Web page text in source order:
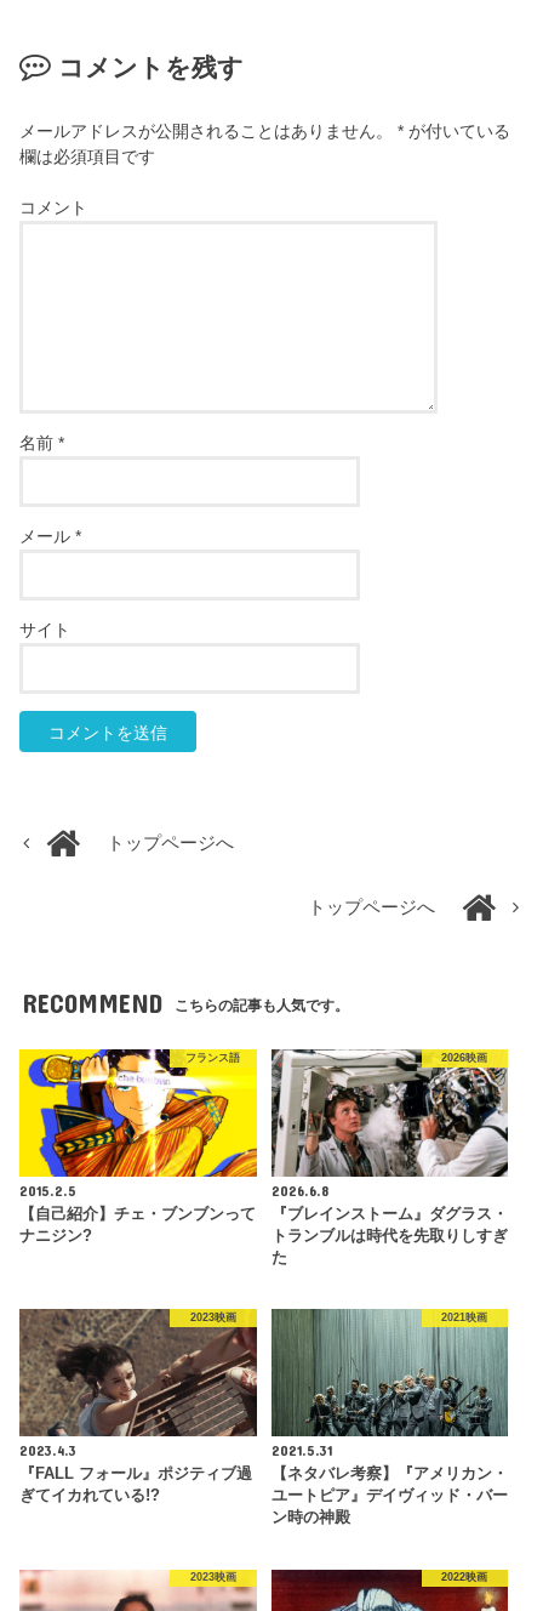
コメントを残す
メールアドレスが公開されることはありません。 * が付いている
欄は必須項目です
コメント
名前*
メール*
サイト
トップページへ
トップページへ
RECOMMEND こちらの記事も人気です。
フランス語
2015.2.5
【自己紹介】チェ・ブンブンって
ナニジン?
2026映画
2026.6.8
『ブレインストーム』ダグラス・
トランブルは時代を先取りしすぎ
た
2023映画
2023.4.3
『FALL フォール』ポジティブ過
ぎてイカれている!?
2021映画
2021.5.31
【ネタバレ考察】『アメリカン・
ユートピア』デイヴィッド・バー
ン時の神殿
2023映画 2022映画